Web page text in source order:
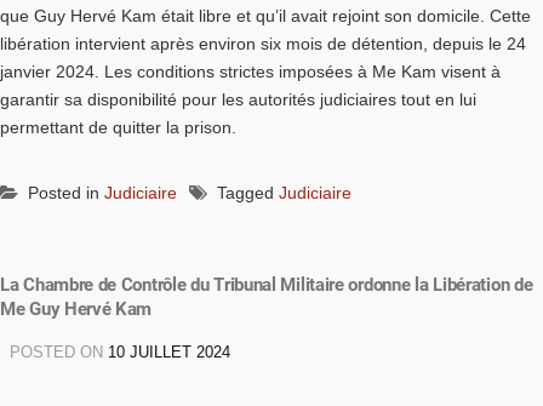
que Guy Hervé Kam était libre et qu’il avait rejoint son domicile. Cette
libération intervient après environ six mois de détention, depuis le 24
janvier 2024. Les conditions strictes imposées à Me Kam visent à
garantir sa disponibilité pour les autorités judiciaires tout en lui
permettant de quitter la prison.
Posted in Judiciaire Tagged Judiciaire
La Chambre de Contrôle du Tribunal Militaire ordonne la Libération de
Me Guy Hervé Kam
POSTED ON 10 JUILLET 2024